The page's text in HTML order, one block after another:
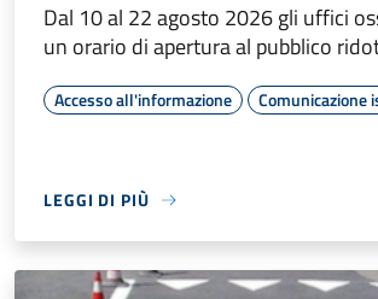
Dal 10 al 22 agosto 2026 gli uffici
un orario di apertura al pubblico
Accesso all'informazione Comunicazione
LEGGI DI PIÙ